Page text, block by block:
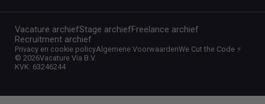
Vacature archiefStage archiefFreelance archief
Recruitment archief
©2026Vacature Via B.V.
KVK: 63246244
Privacy en cookie policyAlgemene VoorwaardenWe Cut the Code ⚡️